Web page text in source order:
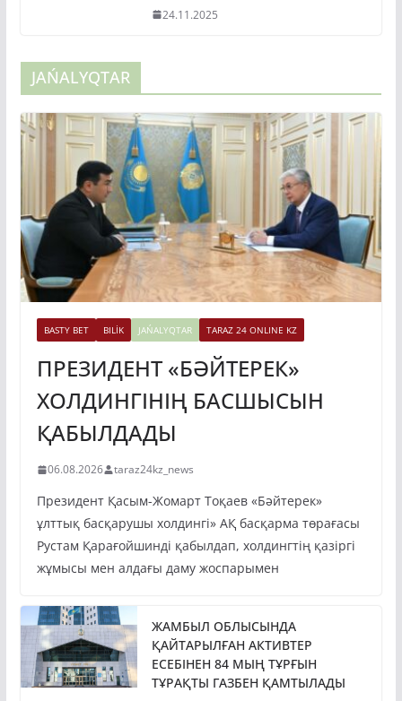
24.11.2025
JAŃALYQTAR
BASTY BET BILİK JAŃALYQTAR TARAZ 24 ONLINE KZ
ПРЕЗИДЕНТ «БӘЙТЕРЕК»
ХОЛДИНГІНІҢ БАСШЫСЫН
ҚАБЫЛДАДЫ
06.08.2026 taraz24kz_news
Президент Қасым-Жомарт Тоқаев «Бәйтерек»
ұлттық басқарушы холдингі» АҚ басқарма төрағасы
Рустам Қарағойшинді қабылдап, холдингтің қазіргі
жұмысы мен алдағы даму жоспарымен
ЖАМБЫЛ ОБЛЫСЫНДА
ҚАЙТАРЫЛҒАН АКТИВТЕР
ЕСЕБІНЕН 84 МЫҢ ТҰРҒЫН
ТҰРАҚТЫ ГАЗБЕН ҚАМТЫЛАДЫ